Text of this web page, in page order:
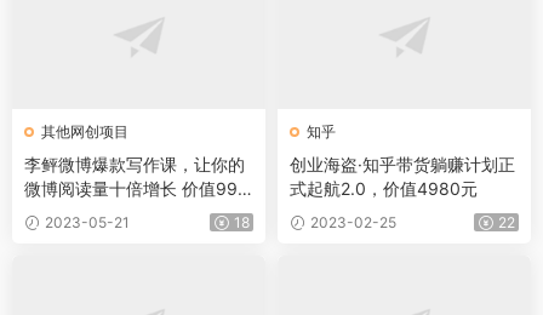
其他网创项目
李鲆微博爆款写作课，让你的
微博阅读量十倍增长 价值999
元 2023-05-21 18
知乎
创业海盗·知乎带货躺赚计划正
式起航2.0，价值4980元
2023-02-25 22